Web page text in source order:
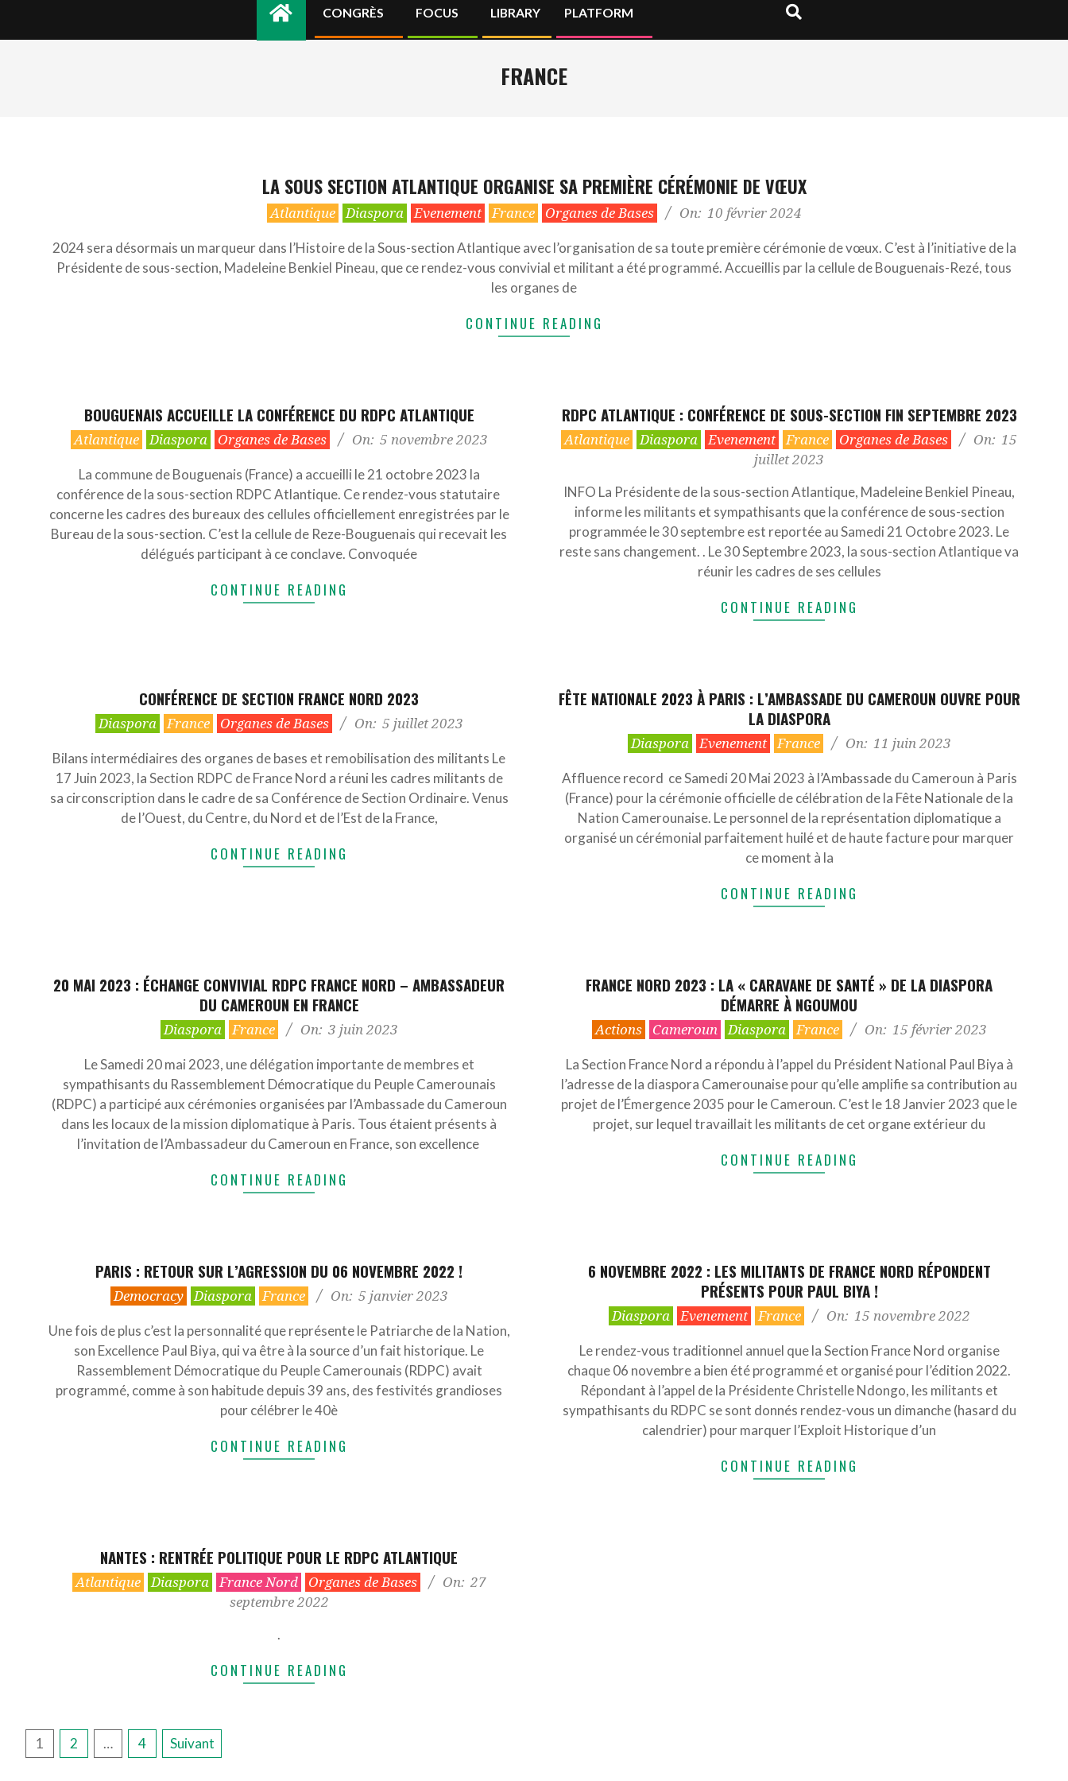
Primary
Navigation
CONGRÈS FOCUS LIBRARY PLATFORM Search
FRANCE
LA SOUS SECTION ATLANTIQUE ORGANISE SA PREMIÈRE CÉRÉMONIE DE VŒUX
10
Atlantique Diaspora Evenement France Organes de Bases On: 10 février 2024
2024 sera désormais un marqueur dans l’Histoire de la Sous-section Atlantique avec l’organisation de sa toute première cérémonie de vœux. C’est à l’initiative de la
Présidente de sous-section, Madeleine Benkiel Pineau, que ce rendez-vous convivial et militant a été programmé. Accueillis par la cellule de Bouguenais-Rezé, tous
les organes de
CONTINUE READING
BOUGUENAIS ACCUEILLE LA CONFÉRENCE DU RDPC ATLANTIQUE
2023-Atlantique Diaspora Organes de Bases On: 5 novembre 2023
La commune de Bouguenais (France) a accueilli le 21 octobre 2023 la
conférence de la sous-section RDPC Atlantique. Ce rendez-vous statutaire
concerne les cadres des bureaux des cellules officiellement enregistrées par le
Bureau de la sous-section. C’est la cellule de Reze-Bouguenais qui recevait les
délégués participant à ce conclave. Convoquée
CONTINUE READING
RDPC ATLANTIQUE : CONFÉRENCE DE SOUS-SECTION FIN SEPTEMBRE 2023
2023-
07-
Atlantique Diaspora Evenement France Organes de Bases On: 15
juillet 2023
INFO La Présidente de la sous-section Atlantique, Madeleine Benkiel Pineau,
informe les militants et sympathisants que la conférence de sous-section
programmée le 30 septembre est reportée au Samedi 21 Octobre 2023. Le
reste sans changement. . Le 30 Septembre 2023, la sous-section Atlantique va
réunir les cadres de ses cellules
CONTINUE READING
CONFÉRENCE DE SECTION FRANCE NORD 2023
05
Diaspora France Organes de Bases On: 5 juillet 2023
Bilans intermédiaires des organes de bases et remobilisation des militants Le
17 Juin 2023, la Section RDPC de France Nord a réuni les cadres militants de
sa circonscription dans le cadre de sa Conférence de Section Ordinaire. Venus
de l’Ouest, du Centre, du Nord et de l’Est de la France,
CONTINUE READING
FÊTE NATIONALE 2023 À PARIS : L’AMBASSADE DU CAMEROUN OUVRE POUR
LA DIASPORA
11
Diaspora Evenement France On: 11 juin 2023
Affluence record ce Samedi 20 Mai 2023 à l’Ambassade du Cameroun à Paris
(France) pour la cérémonie officielle de célébration de la Fête Nationale de la
Nation Camerounaise. Le personnel de la représentation diplomatique a
organisé un cérémonial parfaitement huilé et de haute facture pour marquer
ce moment à la
CONTINUE READING
20 MAI 2023 : ÉCHANGE CONVIVIAL RDPC FRANCE NORD – AMBASSADEUR
DU CAMEROUN EN FRANCE
Diaspora France On: 3 juin 2023
Le Samedi 20 mai 2023, une délégation importante de membres et
sympathisants du Rassemblement Démocratique du Peuple Camerounais
(RDPC) a participé aux cérémonies organisées par l’Ambassade du Cameroun
dans les locaux de la mission diplomatique à Paris. Tous étaient présents à
l’invitation de l’Ambassadeur du Cameroun en France, son excellence
CONTINUE READING
FRANCE NORD 2023 : LA « CARAVANE DE SANTÉ » DE LA DIASPORA
DÉMARRE À NGOUMOU
2023-
15
Actions Cameroun Diaspora France On: 15 février 2023
La Section France Nord a répondu à l’appel du Président National Paul Biya à
l’adresse de la diaspora Camerounaise pour qu’elle amplifie sa contribution au
projet de l’Émergence 2035 pour le Cameroun. C’est le 18 Janvier 2023 que le
projet, sur lequel travaillait les militants de cet organe extérieur du
CONTINUE READING
PARIS : RETOUR SUR L’AGRESSION DU 06 NOVEMBRE 2022 !
05
Democracy Diaspora France On: 5 janvier 2023
Une fois de plus c’est la personnalité que représente le Patriarche de la Nation,
son Excellence Paul Biya, qui va être à la source d’un fait historique. Le
Rassemblement Démocratique du Peuple Camerounais (RDPC) avait
programmé, comme à son habitude depuis 39 ans, des festivités grandioses
pour célébrer le 40è
CONTINUE READING
6 NOVEMBRE 2022 : LES MILITANTS DE FRANCE NORD RÉPONDENT
PRÉSENTS POUR PAUL BIYA !
Diaspora Evenement France On: 15 novembre 2022
Le rendez-vous traditionnel annuel que la Section France Nord organise
chaque 06 novembre a bien été programmé et organisé pour l’édition 2022.
Répondant à l’appel de la Présidente Christelle Ndongo, les militants et
sympathisants du RDPC se sont donnés rendez-vous un dimanche (hasard du
calendrier) pour marquer l’Exploit Historique d’un
CONTINUE READING
NANTES : RENTRÉE POLITIQUE POUR LE RDPC ATLANTIQUE
2022-Atlantique Diaspora France Nord Organes de Bases On: 27
septembre 2022
.
CONTINUE READING
PAGINATION
DES
1 2 … 4 Suivant